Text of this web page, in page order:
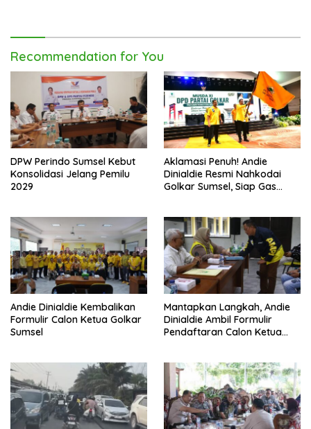
Recommendation for You
DPW Perindo Sumsel Kebut
Konsolidasi Jelang Pemilu
2029
Aklamasi Penuh! Andie
Dinialdie Resmi Nahkodai
Golkar Sumsel, Siap Gas
Andie Dinialdie Kembalikan
Formulir Calon Ketua Golkar
Sumsel
Mantapkan Langkah, Andie
Dinialdie Ambil Formulir
Pendaftaran Calon Ketua